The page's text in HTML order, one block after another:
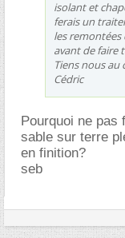
isolant et
ferais un
les remontées
avant de faire
Tiens nous
Cédric
Pourquoi ne pas
sable sur terre
en finition?
seb